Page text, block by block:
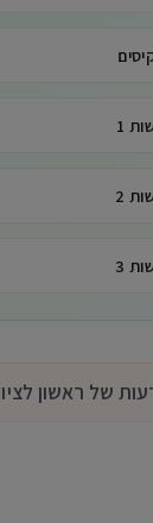
1
2
3
של ראשון